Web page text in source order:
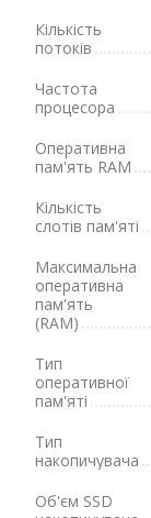
Кількість
потоків
Частота
процесора
Оперативна
пам'ять RAM
Кількість
слотів пам'яті
Максимальна
оперативна
пам'ять
(RAM)
Тип
оперативної
пам'яті
Тип
накопичувача
Об'єм SSD